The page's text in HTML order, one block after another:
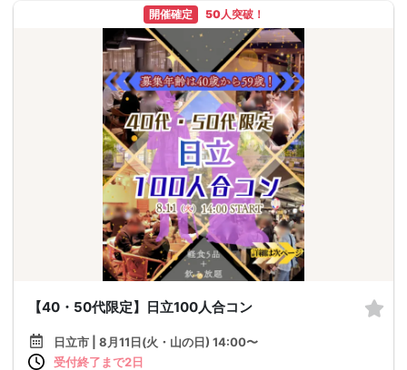
開催確定 50人突破！
【40・50代限定】日立100人合コン
日立市 | 8月11日(火・山の日) 14:00〜
受付終了まで2日